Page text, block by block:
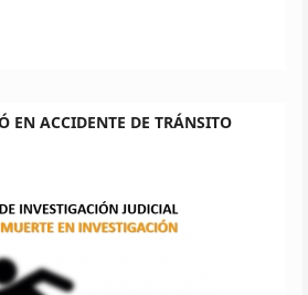
EN ACCIDENTE DE TRÁNSITO